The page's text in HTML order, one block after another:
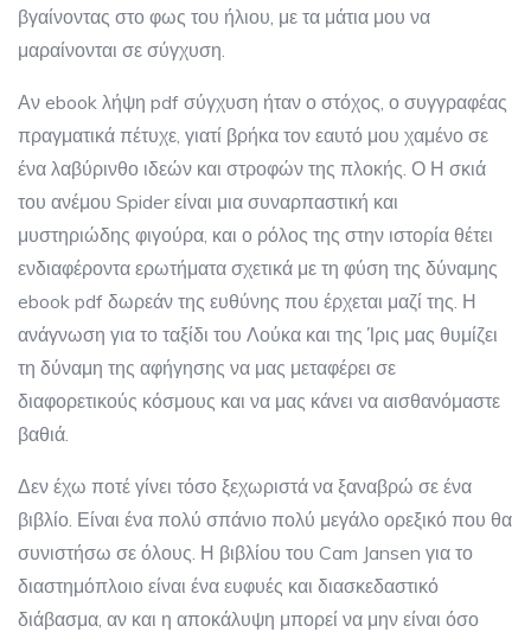
βγαίνοντας στο φως του ήλιου, με τα μάτια μου να
μαραίνονται σε σύγχυση.
Αν ebook λήψη pdf σύγχυση ήταν ο στόχος, ο συγγραφέας
πραγματικά πέτυχε, γιατί βρήκα τον εαυτό μου χαμένο σε
ένα λαβύρινθο ιδεών και στροφών της πλοκής. Ο Η σκιά
του ανέμου Spider είναι μια συναρπαστική και
μυστηριώδης φιγούρα, και ο ρόλος της στην ιστορία θέτει
ενδιαφέροντα ερωτήματα σχετικά με τη φύση της δύναμης
ebook pdf δωρεάν της ευθύνης που έρχεται μαζί της. Η
ανάγνωση για το ταξίδι του Λούκα και της Ίρις μας θυμίζει
τη δύναμη της αφήγησης να μας μεταφέρει σε
διαφορετικούς κόσμους και να μας κάνει να αισθανόμαστε
βαθιά.
Δεν έχω ποτέ γίνει τόσο ξεχωριστά να ξαναβρώ σε ένα
βιβλίο. Είναι ένα πολύ σπάνιο πολύ μεγάλο ορεξικό που θα
συνιστήσω σε όλους. Η βιβλίου του Cam Jansen για το
διαστημόπλοιο είναι ένα ευφυές και διασκεδαστικό
διάβασμα, αν και η αποκάλυψη μπορεί να μην είναι όσο